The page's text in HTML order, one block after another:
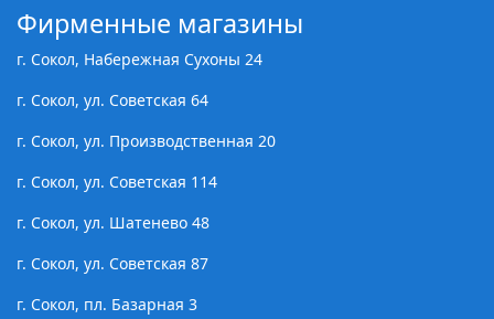
Фирменные магазины
г. Сокол, Набережная Сухоны 24
г. Сокол, ул. Советская 64
г. Сокол, ул. Производственная 20
г. Сокол, ул. Советская 114
г. Сокол, ул. Шатенево 48
г. Сокол, ул. Советская 87
г. Сокол, пл. Базарная 3